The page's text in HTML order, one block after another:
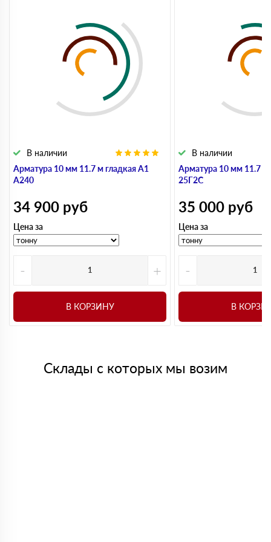
Арматура 10 мм 11.7 м гладкая А1
А240
В наличии
34 900 руб
Цена за
- +
В КОРЗИНУ
Арматура 10 мм 11.7 м
25Г2С
В наличии
35 000 руб
Цена за
-
В
Склады с которых мы возим